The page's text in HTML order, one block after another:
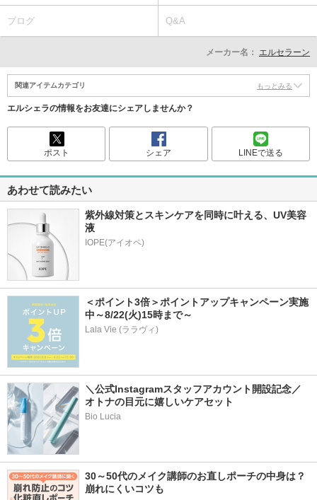
ブログ Q&A
メーカー名： エルセラーン
関連アイテムカテゴリ もっとみる
エルシェラの情報をお友達にシェアしませんか？
ポスト シェア LINEで送る
あわせて読みたい
紫外線対策とスキンケアを同時に叶える、UV美容
液
＜ポイント3倍＞ポイントアップキャンペーン実施
中～8/22(火)15時まで～
Lala Vie (ララヴィ)
＼公式Instagramスタッフアカウント開設記念／
オトナの目元に嬉しいケアセット
Bio Lucia
30～50代のメイク講師のお直しポーチの中身は？
崩れにくいコツも